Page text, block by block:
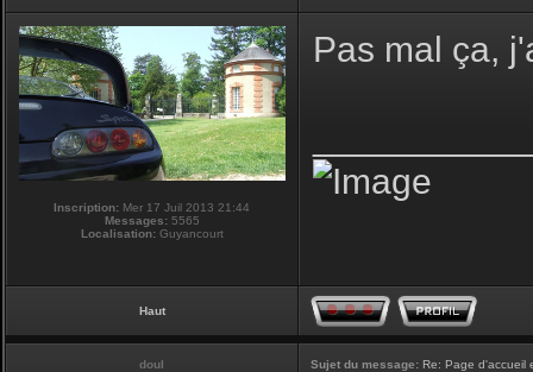
Inscription: Mer 17 Juil 2013 21:44
Messages: 5565
Localisation: Guyancourt
Pas mal ça,
Haut
doul Sujet du message: Re: Page d'accueil